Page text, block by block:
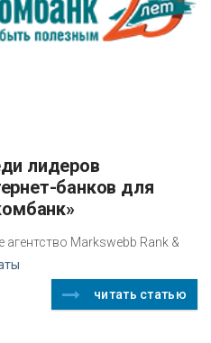
банков для
Markswebb Rank &
читать статью